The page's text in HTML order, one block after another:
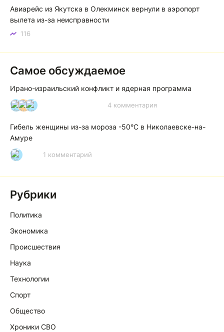
Авиарейс из Якутска в Олекминск вернули в аэропорт
вылета из-за неисправности
116
Самое обсуждаемое
Ирано-израильский конфликт и ядерная программа
И А А 4 комментария
Гибель женщины из-за мороза -50°C в Николаевске-на-
Амуре
Р 1 комментарий
Рубрики
Политика
Экономика
Происшествия
Наука
Технологии
Спорт
Общество
Хроники СВО